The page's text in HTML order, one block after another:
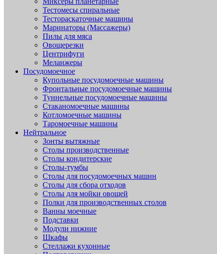
Тестомесы спиральные
Тестораскаточные машины
Маринаторы (Массажеры)
Пилы для мяса
Овощерезки
Центрифуги
Меланжеры
Посудомоечное
Купольные посудомоечные машины
Фронтальные посудомоечные машины
Туннельные посудомоечные машины
Стаканомоечные машины
Котломоечные машины
Таромоечные машины
Нейтральное
Зонты вытяжные
Столы производственные
Столы кондитерские
Столы-тумбы
Столы для посудомоечных машин
Столы для сбора отходов
Столы для мойки овощей
Полки для производственных столов
Ванны моечные
Подставки
Модули нижние
Шкафы
Стеллажи кухонные